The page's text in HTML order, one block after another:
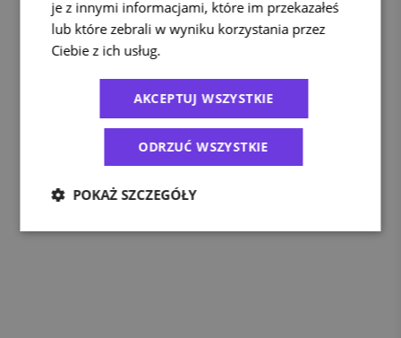
je z innymi informacjami, które im przekazałeś
lub które zebrali w wyniku korzystania przez
Ciebie z ich usług.
AKCEPTUJ WSZYSTKIE
ODRZUĆ WSZYSTKIE
POKAŻ SZCZEGÓŁY